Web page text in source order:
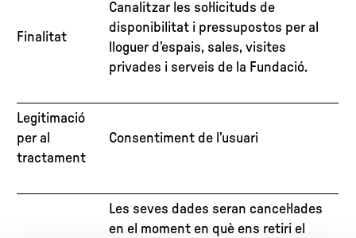
Finalitat
Canalitzar les sol·licituds de
disponibilitat i pressupostos per al
lloguer d’espais, sales, visites
privades i serveis de la Fundació.
Legitimació
per al
tractament
Consentiment de l’usuari
Les seves dades seran cancel·lades
en el moment en què ens retiri el